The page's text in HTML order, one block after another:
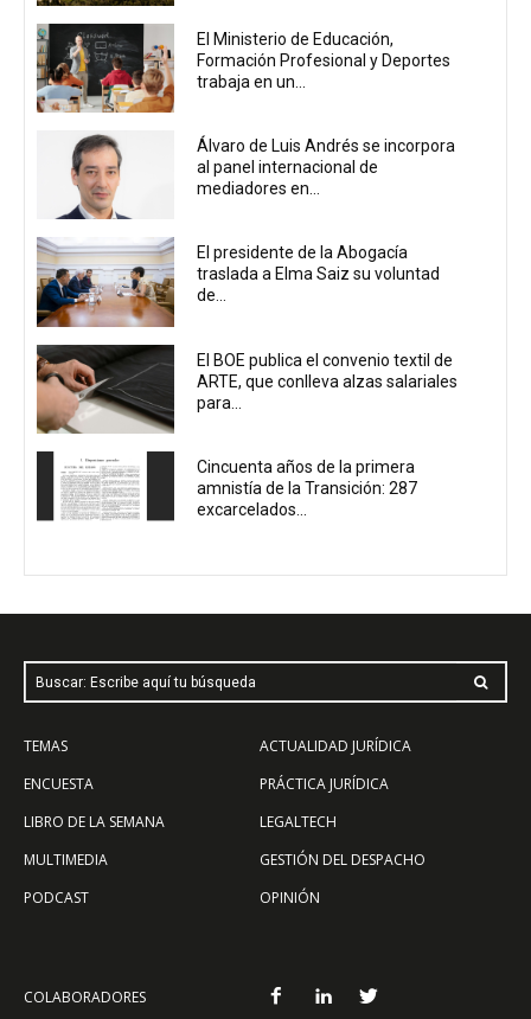
El Ministerio de Educación,
Formación Profesional y Deportes
trabaja en un...
Álvaro de Luis Andrés se incorpora
al panel internacional de
mediadores en...
El presidente de la Abogacía
traslada a Elma Saiz su voluntad
de...
El BOE publica el convenio textil de
ARTE, que conlleva alzas salariales
para...
Cincuenta años de la primera
amnistía de la Transición: 287
excarcelados...
Buscar: Escribe aquí tu búsqueda
TEMAS
ENCUESTA
LIBRO DE LA SEMANA
MULTIMEDIA
PODCAST
ACTUALIDAD JURÍDICA
PRÁCTICA JURÍDICA
LEGALTECH
GESTIÓN DEL DESPACHO
OPINIÓN
COLABORADORES